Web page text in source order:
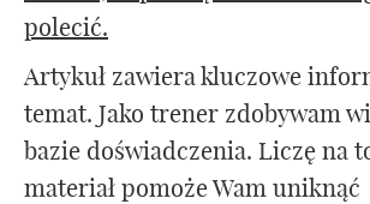
polecić.
Artykuł zawiera kluczowe
temat. Jako trener zdobywam
bazie doświadczenia. Liczę na
materiał pomoże Wam uniknąć